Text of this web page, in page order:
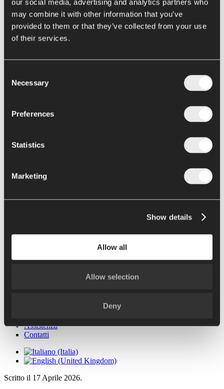
our social media, advertising and analytics partners who
may combine it with other information that you’ve
provided to them or that they’ve collected from your use
of their services.
Selection
Necessary
Preferences
Statistics
Marketing
Show details
Allow all
Allow selection
Deny
Turboestrattori Eureka
Hot e Cold Break tradizionali
pre-concentrazione
Concentratori ibridi Thor
Conservazione
Riempitrice bag in box Alya
Retail packaging
Formulazione e cottura
Assistenza
Contatti
Scritto il 17 Aprile 2026.